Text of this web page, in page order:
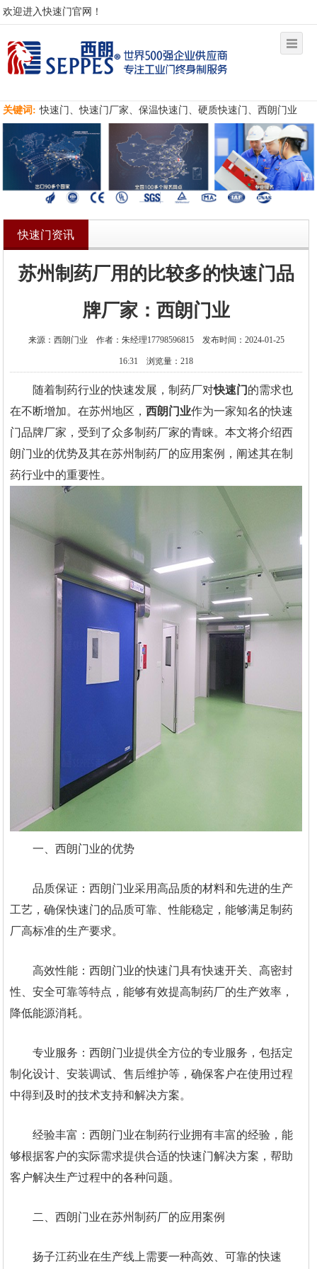
欢迎进入快速门官网！
关键词: 快速门、快速门厂家、保温快速门、硬质快速门、西朗门业
快速门资讯
苏州制药厂用的比较多的快速门品
牌厂家：西朗门业
来源：西朗门业 作者：朱经理17798596815 发布时间：2024-01-25
16:31 浏览量：218
随着制药行业的快速发展，制药厂对快速门 的需求也
在不断增加。在苏州地区，西朗门业作为一家知名的快速
门品牌厂家，受到了众多制药厂家的青睐。本文将介绍西
朗门业的优势及其在苏州制药厂的应用案例，阐述其在制
药行业中的重要性。
一、西朗门业的优势
品质保证：西朗门业采用高品质的材料和先进的生产
工艺，确保快速门的品质可靠、性能稳定，能够满足制药
厂高标准的生产要求。
高效性能：西朗门业的快速门具有快速开关、高密封
性、安全可靠等特点，能够有效提高制药厂的生产效率，
降低能源消耗。
专业服务：西朗门业提供全方位的专业服务，包括定
制化设计、安装调试、售后维护等，确保客户在使用过程
中得到及时的技术支持和解决方案。
经验丰富：西朗门业在制药行业拥有丰富的经验，能
够根据客户的实际需求提供合适的快速门解决方案，帮助
客户解决生产过程中的各种问题。
二、西朗门业在苏州制药厂的应用案例
扬子江药业在生产线上需要一种高效、可靠的快速